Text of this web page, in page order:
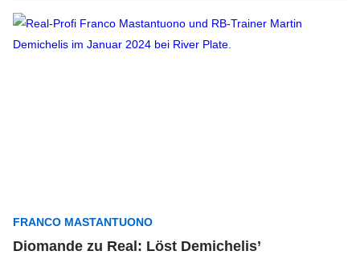
FRANCO MASTANTUONO
Diomande zu Real: Löst Demichelis’